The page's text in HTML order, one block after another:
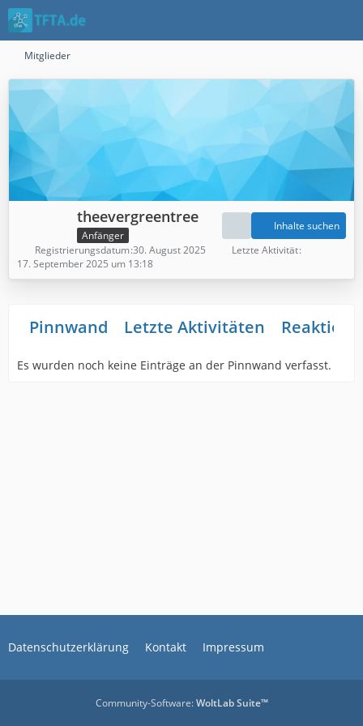
Mitglieder
theevergreentree
Anfänger
Inhalte suchen
Registrierungsdatum 30. August 2025
Letzte Aktivität
17. September 2025 um 13:18
Pinnwand Letzte Aktivitäten
Es wurden noch keine Einträge an der Pinnwand verfasst.
Datenschutzerklärung Kontakt Impressum
Community-Software:WoltLab Suite™